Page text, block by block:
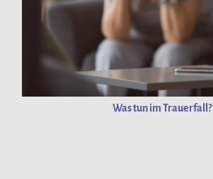
Was tun im Trauerfall?